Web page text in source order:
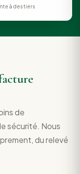
à des tiers
de
sécurité. Nous
du relevé